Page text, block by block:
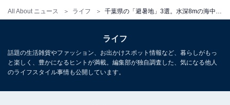
All About ニュース ライフ
千葉県市原市朝生原175-1（養老渓谷駅前観光案内所）
電車：JR内房線五井駅→小湊鉄道→養老渓谷駅（約1時
間）→バスで粟又の滝方面へ
車：圏央道市原鶴舞ICから約40分
ライフ
話題の生活雑貨やファッション、お出かけスポット情報など、暮らしがもっ
と楽しく、豊かになるヒントが満載。編集部が独自調査した、気になる他人
のライフスタイル事情も公開しています。